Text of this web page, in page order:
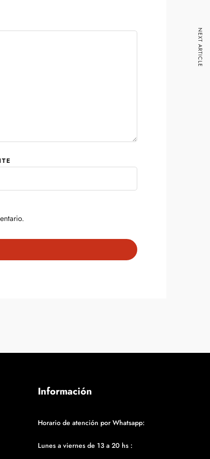
NEXT ARTICLE
Información
Horario de atención por Whatsapp:
Lunes a viernes de 13 a 20 hs :